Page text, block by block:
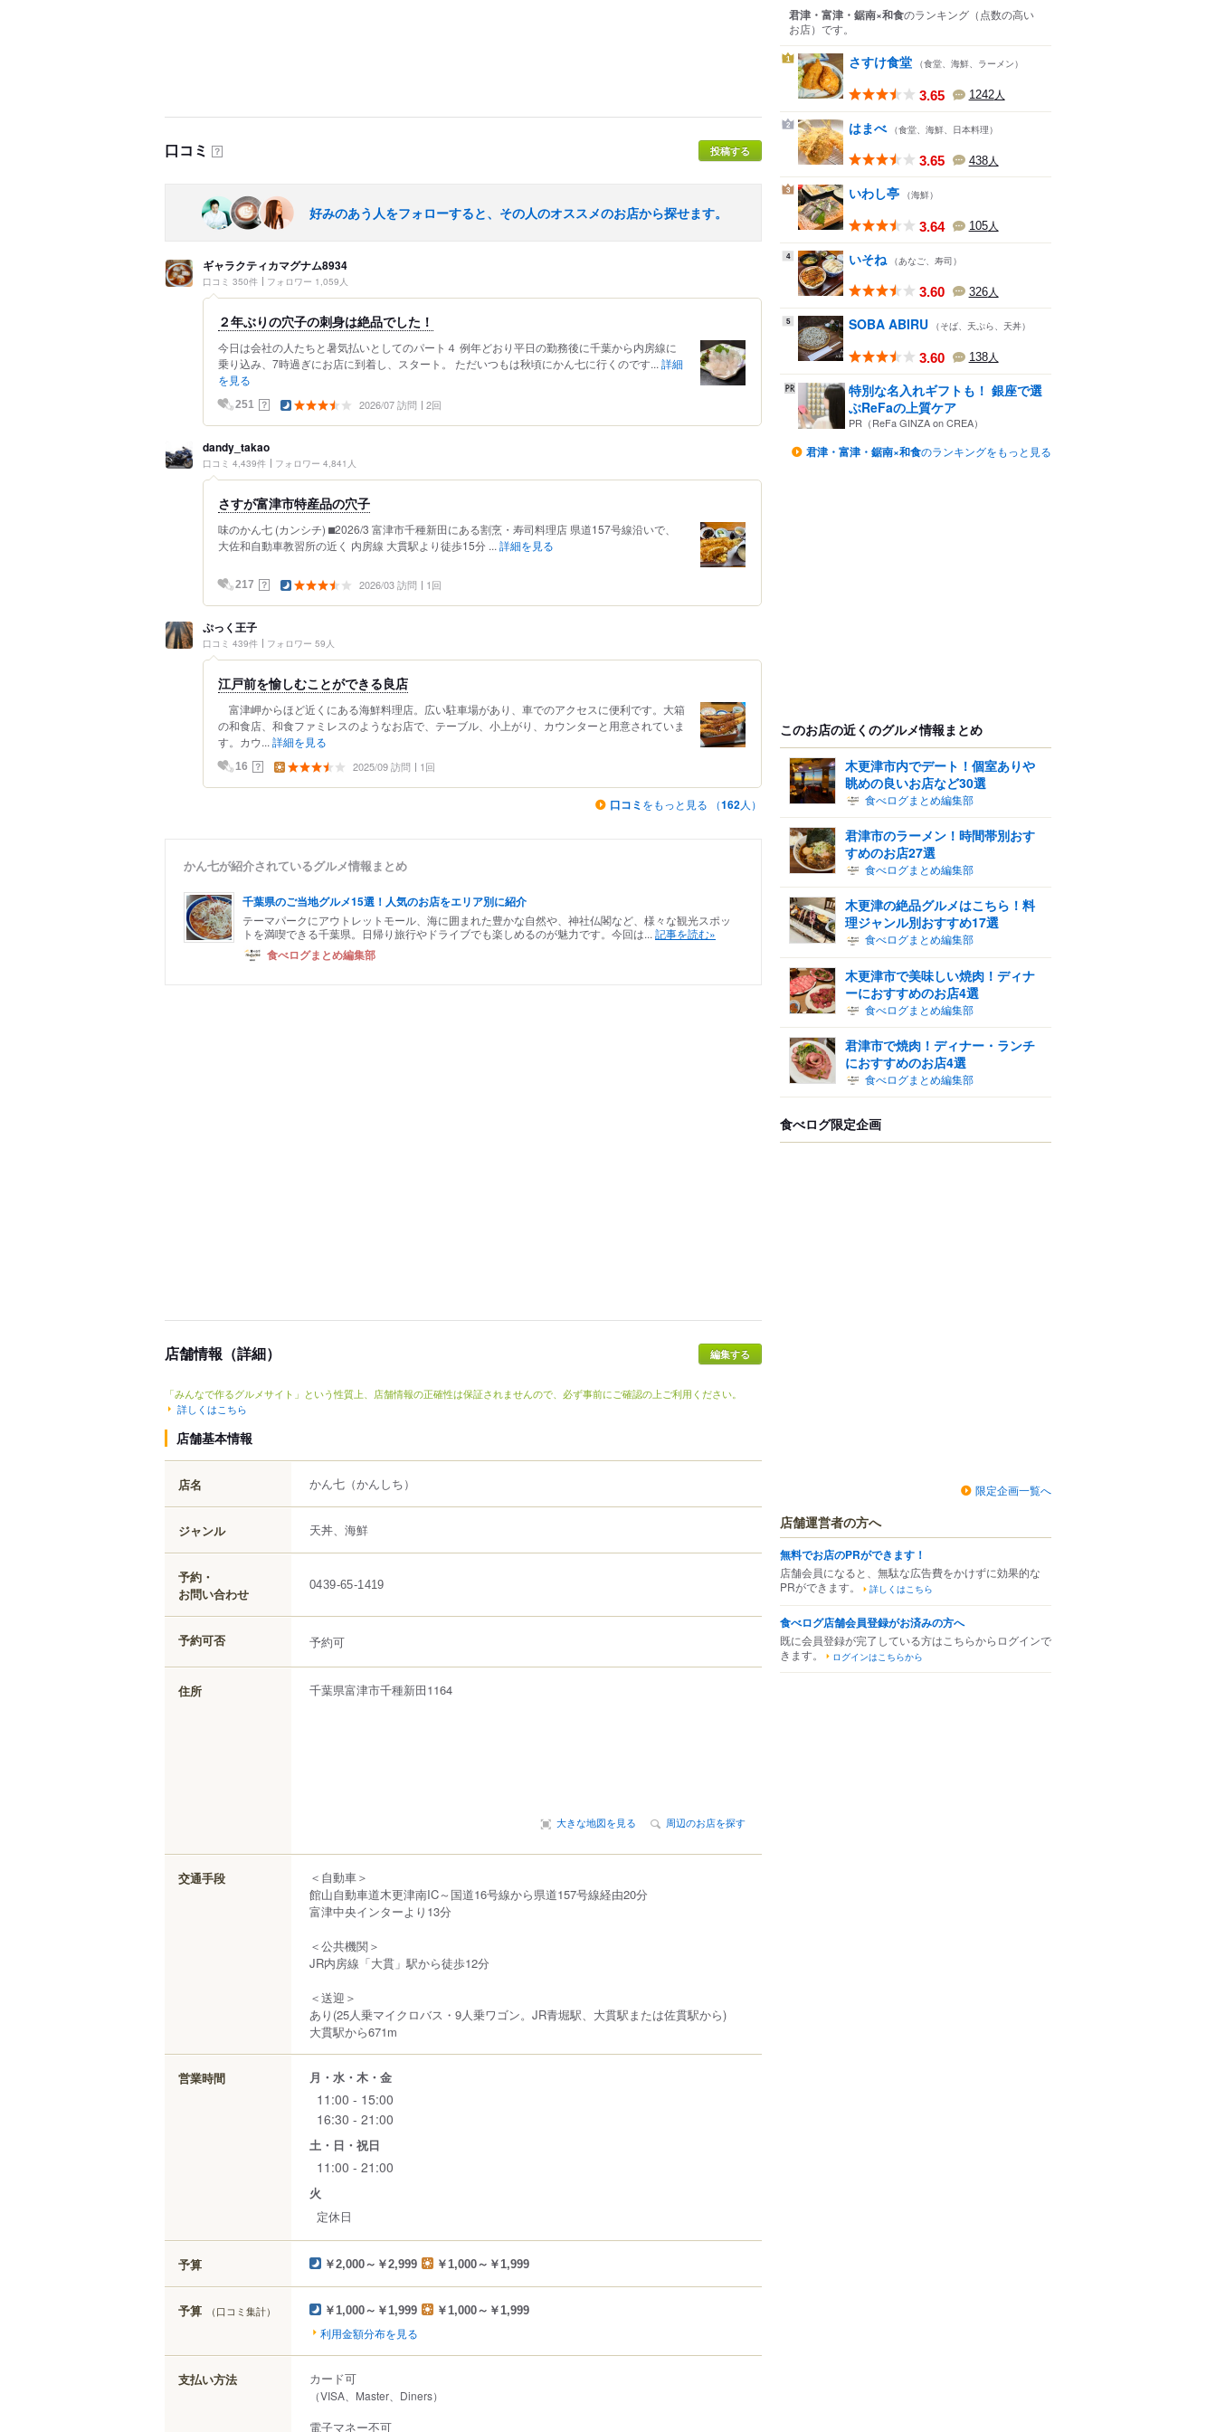
口コミ ？ 投稿する
好みのあう人をフォローすると、その人のオススメのお店から探せます。
ギャラクティカマグナム8934
口コミ 350件 フォロワー 1,059人
２年ぶりの穴子の刺身は絶品でした！
今日は会社の人たちと暑気払いとしてのパート４ 例年どおり平日の勤務後に千葉から内房線に
乗り込み、7時過ぎにお店に到着し、スタート。 ただいつもは秋頃にかん七に行くのです... 詳細
を見る
251 ？ 2026/07 訪問 2回
dandy_takao
口コミ 4,439件 フォロワー 4,841人
さすが富津市特産品の穴子
味のかん七 (カンシチ) ⬛︎2026/3 富津市千種新田にある割烹・寿司料理店 県道157号線沿いで、
大佐和自動車教習所の近く 内房線 大貫駅より徒歩15分 ... 詳細を見る
217 ？ 2026/03 訪問 1回
ぷっく王子
口コミ 439件 フォロワー 59人
江戸前を愉しむことができる良店
富津岬からほど近くにある海鮮料理店。広い駐車場があり、車でのアクセスに便利です。大箱
の和食店、和食ファミレスのようなお店で、テーブル、小上がり、カウンターと用意されていま
す。カウ... 詳細を見る
16 ？ 2025/09 訪問 1回
口コミ をもっと見る （162人）
かん七が紹介されているグルメ情報まとめ
千葉県のご当地グルメ15選！人気のお店をエリア別に紹介
テーマパークにアウトレットモール、海に囲まれた豊かな自然や、神社仏閣など、様々な観光スポッ
トを満喫できる千葉県。日帰り旅行やドライブでも楽しめるのが魅力です。今回は... 記事を読む»
食べログまとめ編集部
店舗情報（詳細） 編集する
「みんなで作るグルメサイト」という性質上、店舗情報の正確性は保証されませんので、必ず事前にご確認の上ご利用ください。
詳しくはこちら
店舗基本情報
店名 かん七 （かんしち）
ジャンル 天丼、海鮮
予約・
お問い合わせ
0439-65-1419
予約可否 予約可
住所 千葉県富津市千種新田1164
大きな地図を見る 周辺のお店を探す
交通手段
＜自動車＞
館山自動車道木更津南IC～国道16号線から県道157号線経由20分
富津中央インターより13分
＜公共機関＞
JR内房線「大貫」駅から徒歩12分
＜送迎＞
あり(25人乗マイクロバス・9人乗ワゴン。JR青堀駅、大貫駅または佐貫駅から)
大貫駅から671m
営業時間 月・水・木・金
11:00 - 15:00
16:30 - 21:00
土・日・祝日
11:00 - 21:00
火
定休日
予算 ￥2,000～￥2,999 ￥1,000～￥1,999
予算 （口コミ集計） ￥1,000～￥1,999 ￥1,000～￥1,999
利用金額分布を見る
支払い方法 カード可
（VISA、Master、Diners）
電子マネー不可
君津・富津・鋸南×和食のランキング （点数の高い
お店） です。
1 さすけ食堂 （食堂、海鮮、ラーメン）
3.65 1242人
2 はまべ （食堂、海鮮、日本料理）
3.65 438人
3 いわし亭 （海鮮）
3.64 105人
4 いそね （あなご、寿司）
3.60 326人
5 SOBA ABIRU （そば、天ぷら、天丼）
3.60 138人
特別な名入れギフトも！ 銀座で選
ぶReFaの上質ケア
PR（ReFa GINZA on CREA）
君津・富津・鋸南×和食のランキングをもっと見る
このお店の近くのグルメ情報まとめ
木更津市内でデート！個室ありや
眺めの良いお店など30選
食べログまとめ編集部
君津市のラーメン！時間帯別おす
すめのお店27選
食べログまとめ編集部
木更津の絶品グルメはこちら！料
理ジャンル別おすすめ17選
食べログまとめ編集部
木更津市で美味しい焼肉！ディナ
ーにおすすめのお店4選
食べログまとめ編集部
君津市で焼肉！ディナー・ランチ
におすすめのお店4選
食べログまとめ編集部
食べログ限定企画
限定企画一覧へ
店舗運営者の方へ
無料でお店のPRができます！
店舗会員になると、無駄な広告費をかけずに効果的な
PRができます。
詳しくはこちら
食べログ店舗会員登録がお済みの方へ
既に会員登録が完了している方はこちらからログインで
きます。
ログインはこちらから